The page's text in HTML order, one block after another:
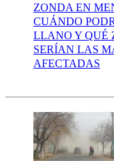
ZONDA EN
CUÁNDO
LLANO Y QUÉ
SERÍAN LAS
AFECTADAS